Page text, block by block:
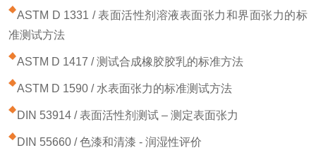
ASTM D 1331 / 表面活性剂溶液表面张力和界面张力的标
准测试方法
ASTM D 1417 / 测试合成橡胶胶乳的标准方法
ASTM D 1590 / 水表面张力的标准测试方法
DIN 53914 / 表面活性剂测试 – 测定表面张力
DIN 55660 / 色漆和清漆 - 润湿性评价